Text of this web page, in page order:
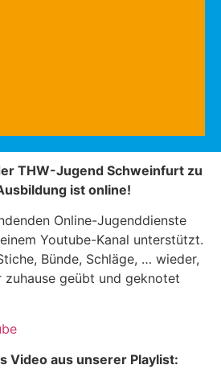
THW-Jugend Schweinfurt zu
ist online!
Online-Jugenddienste
Youtube-Kanal unterstützt.
Bünde, Schläge, … wieder,
zuhause geübt und geknotet
Video aus unserer Playlist: